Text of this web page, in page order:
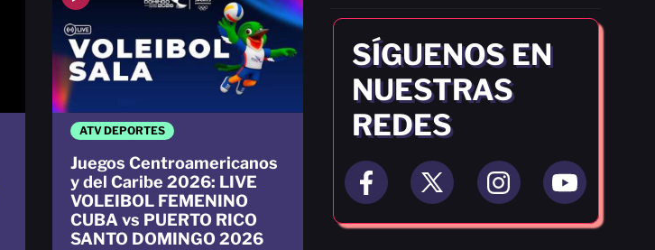
SÍGUENOS EN
NUESTRAS
REDES
ATV DEPORTES
Juegos Centroamericanos
y del Caribe 2026: LIVE
VOLEIBOL FEMENINO
CUBA vs PUERTO RICO
SANTO DOMINGO 2026